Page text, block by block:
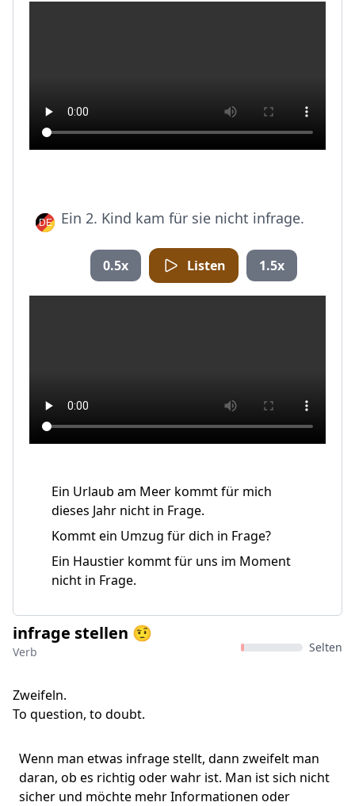
Ein 2. Kind kam für sie nicht infrage.
0.5x Listen 1.5x
Ein Urlaub am Meer kommt für mich
dieses Jahr nicht in Frage.
Kommt ein Umzug für dich in Frage?
Ein Haustier kommt für uns im Moment
nicht in Frage.
infrage stellen 🤨
Verb Selten
Zweifeln.
To question, to doubt.
Wenn man etwas infrage stellt, dann zweifelt man
daran, ob es richtig oder wahr ist. Man ist sich nicht
sicher und möchte mehr Informationen oder